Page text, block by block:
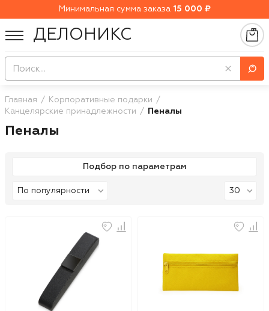
Минимальная сумма заказа 15 000 ₽
ДЕЛОНИКС
Главная
Корпоративные подарки
Канцелярские принадлежности
Пеналы
Пеналы
Подбор по параметрам